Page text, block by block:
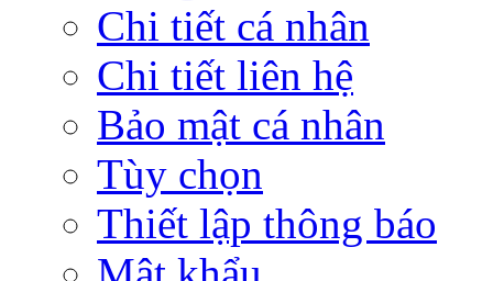
Chi tiết cá nhân
Chi tiết liên hệ
Bảo mật cá nhân
Tùy chọn
Thiết lập thông báo